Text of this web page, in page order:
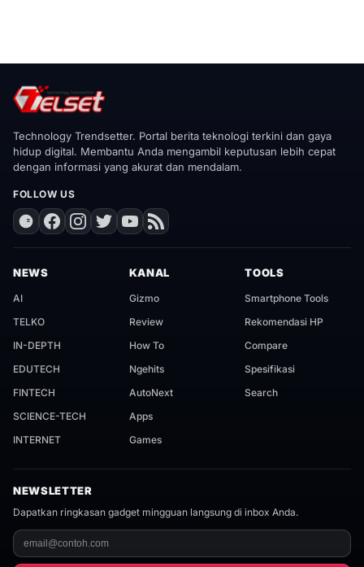
Technology Trendsetter. Portal berita teknologi terkini dan gaya
hidup digital. Membantu Anda mengambil keputusan lebih cepat
dengan informasi yang akurat dan mendalam.
FOLLOW US
NEWS
AI
TELKO
IN-DEPTH
EDUTECH
FINTECH
SCIENCE-TECH
INTERNET
KANAL
Gizmo
Review
How To
Ngehits
AutoNext
Apps
Games
TOOLS
Smartphone Tools
Rekomendasi HP
Compare
Spesifikasi
Search
NEWSLETTER
Dapatkan ringkasan gadget mingguan langsung di inbox Anda.